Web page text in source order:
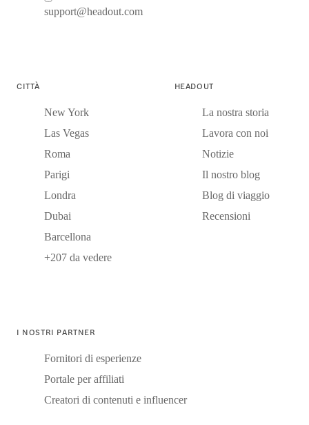
support@headout.com
CITTÀ
New York
Las Vegas
Roma
Parigi
Londra
Dubai
Barcellona
+207 da vedere
HEADOUT
La nostra storia
Lavora con noi
Notizie
Il nostro blog
Blog di viaggio
Recensioni
I NOSTRI PARTNER
Fornitori di esperienze
Portale per affiliati
Creatori di contenuti e influencer